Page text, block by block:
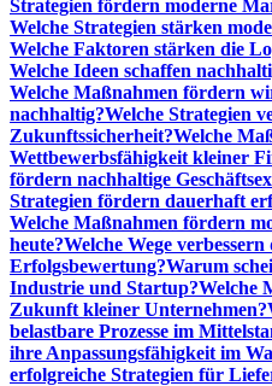
Strategien fördern moderne
Welche Strategien stärken
Welche Faktoren stärken die
Welche Ideen schaffen
Welche Maßnahmen fördern
nachhaltig?Welche Strategien
Zukunftssicherheit?Welche
Wettbewerbsfähigkeit kleiner
fördern nachhaltige
Strategien fördern dauerhaft
Welche Maßnahmen fördern
heute?Welche Wege
Erfolgsbewertung?Warum
Industrie und Startup?Welche
Zukunft kleiner Unternehmen?
belastbare Prozesse im
ihre Anpassungsfähigkeit im
erfolgreiche Strategien für